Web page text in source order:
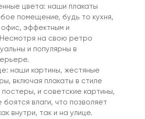
цвета: наши плакаты
помещение, будь то кухня,
офис, эффектным и
Несмотря на свою ретро
и популярны в
наши картины, жестяные
включая плакаты в стиле
и советские картины,
боятся влаги, что позволяет
внутри, так и на улице.